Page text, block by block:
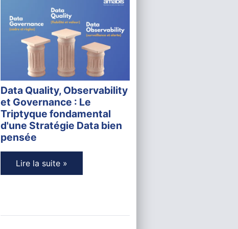
Data Quality, Observability
et Governance : Le
Triptyque fondamental
d'une Stratégie Data bien
pensée
Lire la suite »